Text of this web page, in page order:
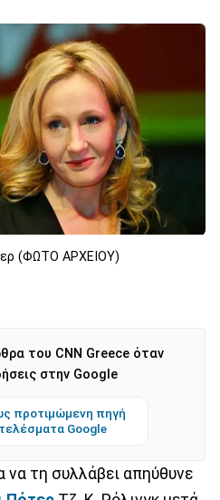
(ΦΩΤΟ ΑΡΧΕΙΟΥ)
του CNN Greece όταν
στην Google
προτιμώμενη πηγή
Google
τη συλλάβει απηύθυνε